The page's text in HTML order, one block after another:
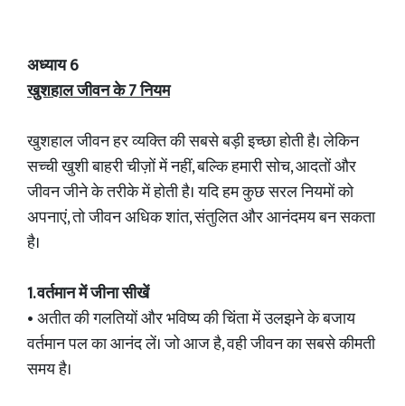
अध्याय 6
खुशहाल जीवन के 7 नियम
खुशहाल जीवन हर व्यक्ति की सबसे बड़ी इच्छा होती है। लेकिन
सच्ची खुशी बाहरी चीज़ों में नहीं, बल्कि हमारी सोच, आदतों और
जीवन जीने के तरीके में होती है। यदि हम कुछ सरल नियमों को
अपनाएं, तो जीवन अधिक शांत, संतुलित और आनंदमय बन सकता
है।
1. वर्तमान में जीना सीखें
• अतीत की गलतियों और भविष्य की चिंता में उलझने के बजाय
वर्तमान पल का आनंद लें। जो आज है, वही जीवन का सबसे कीमती
समय है।